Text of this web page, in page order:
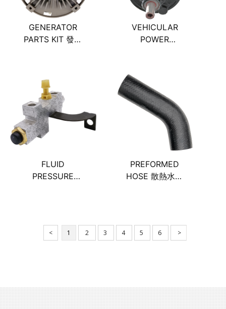
GENERATOR
PARTS KIT 發電
VEHICULAR
POWER
ASSEMBLY 轉
向動力液壓泵
FLUID
PRESSURE
PREFORMED
HOSE 散熱水箱
< 1 2 3 4 5 6 >